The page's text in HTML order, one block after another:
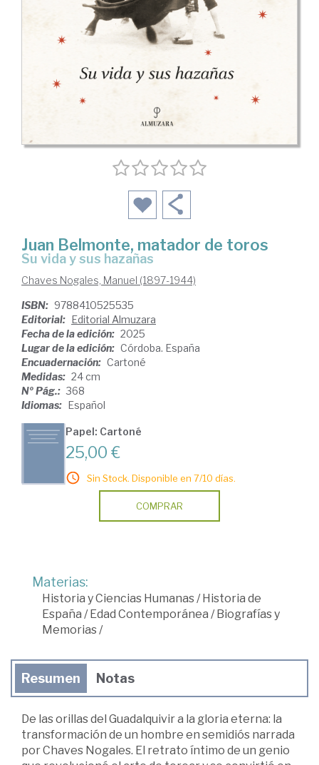
Juan Belmonte, matador de toros
Su vida y sus hazañas
Chaves Nogales, Manuel (1897-1944)
ISBN: 9788410525535
Editorial: Editorial Almuzara
Fecha de la edición: 2025
Lugar de la edición: Córdoba. España
Encuadernación: Cartoné
Medidas: 24 cm
Nº Pág.: 368
Idiomas: Español
Papel: Cartoné
25,00 €
Sin Stock. Disponible en 7/10 días.
COMPRAR
Materias:
Historia y Ciencias Humanas/ Historia de
España / Edad Contemporánea / Biografías y
Memorias/
Resumen Notas
De las orillas del Guadalquivir a la gloria eterna: la
transformación de un hombre en semidiós narrada
por Chaves Nogales. El retrato íntimo de un genio